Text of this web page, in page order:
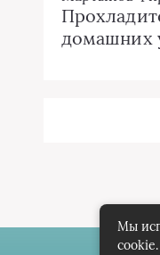
домашних
Мы